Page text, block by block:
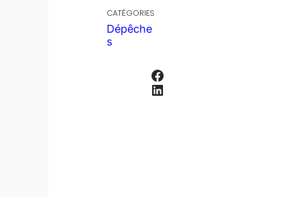
CATÉGORIES
Dépêche
s
Facebook
LinkedIn